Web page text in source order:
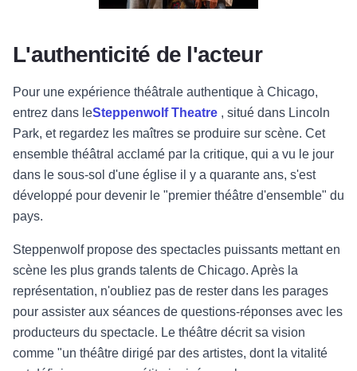
L'authenticité de l'acteur
Pour une expérience théâtrale authentique à Chicago,
entrez dans leSteppenwolf Theatre , situé dans Lincoln
Park, et regardez les maîtres se produire sur scène. Cet
ensemble théâtral acclamé par la critique, qui a vu le jour
dans le sous-sol d'une église il y a quarante ans, s'est
développé pour devenir le "premier théâtre d'ensemble" du
pays.
Steppenwolf propose des spectacles puissants mettant en
scène les plus grands talents de Chicago. Après la
représentation, n'oubliez pas de rester dans les parages
pour assister aux séances de questions-réponses avec les
producteurs du spectacle. Le théâtre décrit sa vision
comme "un théâtre dirigé par des artistes, dont la vitalité